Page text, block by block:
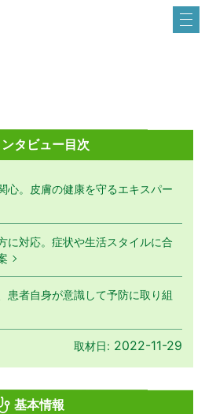
タビュー目次
心。皮膚の健康を守るエキスパー
に対応。症状や生活スタイルに合
患者自身が意識して予防に取り組
取材日: 2022-11-29
基本情報